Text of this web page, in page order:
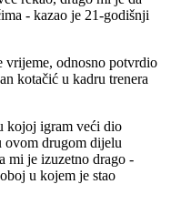
- kazao je 21-godišnji
vrijeme, odnosno potvrdio
kotačić u kadru trenera
kojoj igram veći dio
ovom drugom dijelu
mi je izuzetno drago -
u kojem je stao